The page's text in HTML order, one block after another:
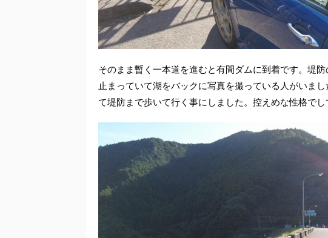
そのまま暫く一本道を進むと有間ダムに到着です。堤
止まっていて湖をバックに写真を撮っている人がいま
て堤防まで歩いて行く事にしました。控えめな性格でし